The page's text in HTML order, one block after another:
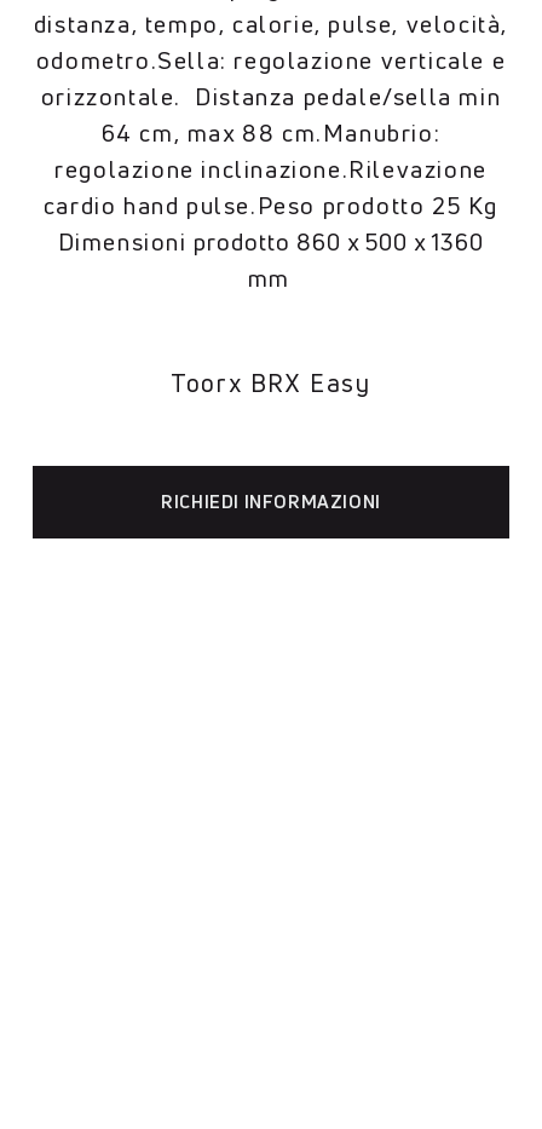
distanza, tempo, calorie, pulse, velocità,
odometro.Sella: regolazione verticale e
orizzontale. Distanza pedale/sella min
64 cm, max 88 cm.Manubrio:
regolazione inclinazione.Rilevazione
cardio hand pulse.Peso prodotto 25 Kg
Dimensioni prodotto 860 x 500 x 1360
mm
Toorx BRX Easy
RICHIEDI INFORMAZIONI